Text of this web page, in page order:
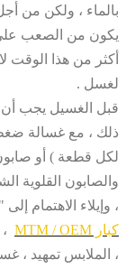
بالماء ، ولكن من
يكون من الصعب
أكثر من هذا الوقت
لغسل .
قبل الغسيل يجب أن
والصابون القلوية
، وإيلاء الاهتمام
كبار MTM / OEM
، الملابس تمهيد ،